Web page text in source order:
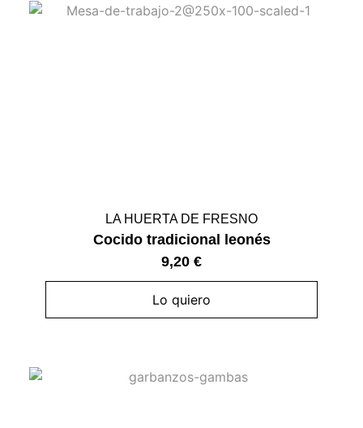
LA HUERTA DE FRESNO
Cocido tradicional leonés
9,20 €
Lo quiero